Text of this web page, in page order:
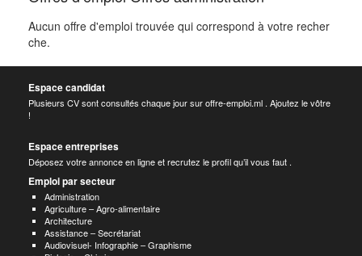
Aucun offre d'emploi trouvée qui correspond à votre recher
che.
Espace candidat
Plusieurs CV sont consultés chaque jour sur offre-emploi.ml . Ajoutez le vôtre
!
Espace entreprises
Déposez votre annonce en ligne et recrutez le profil qu’il vous faut .
Emploi par secteur
Administration
Agriculture – Agro-alimentaire
Architecture
Assistance – Secrétariat
Audiovisuel- Infographie – Graphisme